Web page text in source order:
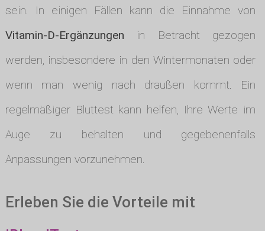
sein. In einigen Fällen kann die Einnahme von
Vitamin-D-Ergänzungen in Betracht gezogen
werden, insbesondere in den Wintermonaten oder
wenn man wenig nach draußen kommt. Ein
regelmäßiger Bluttest kann helfen, Ihre Werte im
Auge zu behalten und gegebenenfalls
Anpassungen vorzunehmen.
Erleben Sie die Vorteile mit